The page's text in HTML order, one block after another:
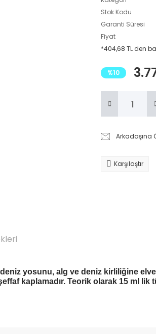
Stok Kodu
Garanti Süresi
Fiyat
*404,68 TL den
%10
Arkadaşına
Karşılaştır
deniz yosunu, alg ve deniz kirliliğine
kaplamadır. Teorik olarak 15 ml lik